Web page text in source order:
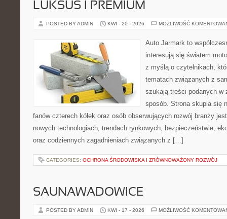
LUKSUS I PREMIUM
POSTED BY ADMIN KWI - 20 - 2026 MOŻLIWOŚĆ
Auto Jarmark to
interesują się światem
z myślą o czytelnikach,
tematach związanych z
szukają treści podanych w
sposób. Strona skupia się
fanów czterech kółek oraz osób obserwujących rozwój branży
nowych technologiach, trendach rynkowych, bezpieczeństwie,
oraz codziennych zagadnieniach związanych z […]
CATEGORIES: OCHRONA ŚRODOWISKA I ZRÓWNOWAŻONY ROZWÓJ
SAUNAWADOWICE
POSTED BY ADMIN KWI - 17 - 2026 MOŻLIWOŚĆ